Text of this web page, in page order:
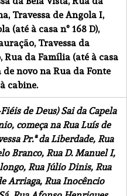
Travessa de Angola I,
(até à casa nº 168 D),
Travessa da
Rua da Família (até à casa
de novo na Rua da Fonte
cabine.
de Deus) Sai da Capela
começa na Rua Luís de
Pr.ª da Liberdade, Rua
Branco, Rua D. Manuel I,
Rua Júlio Dinis, Rua
Arriaga, Rua Inocêncio